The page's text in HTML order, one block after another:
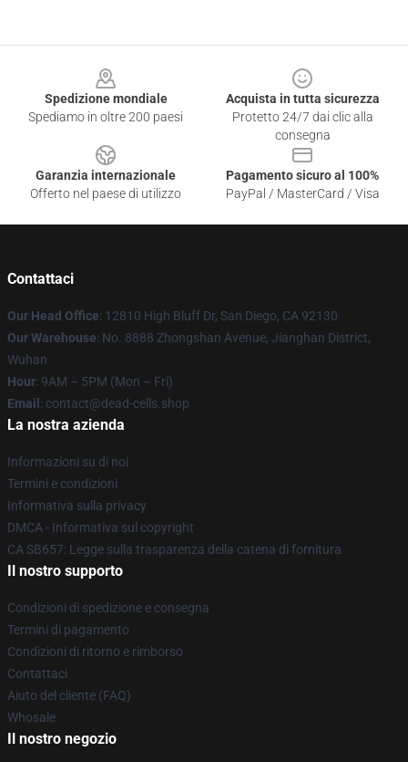
Spedizione mondiale
Spediamo in oltre 200 paesi
Acquista in tutta sicurezza
Protetto 24/7 dai clic alla
consegna
Garanzia internazionale
Offerto nel paese di utilizzo
Pagamento sicuro al 100%
PayPal / MasterCard / Visa
Contattaci
Our Head Office: 12810 High Bluff Dr, San Diego, CA 92130
Our Warehouse: No. 8888 Zhongshan Avenue, Jianghan District,
Wuhan
Hour: 9AM – 5PM (Mon – Fri)
Email : contact@dead-cells.shop
La nostra azienda
Informazioni su di noi
Termini e condizioni
Informativa sulla privacy
DMCA - Informativa sul copyright
CA SB657: Legge sulla trasparenza della catena di fornitura
Il nostro supporto
Condizioni di spedizione e consegna
Termini di pagamento
Condizioni di ritorno e rimborso
Contattaci
Aiuto del cliente (FAQ)
Whosale
Il nostro negozio